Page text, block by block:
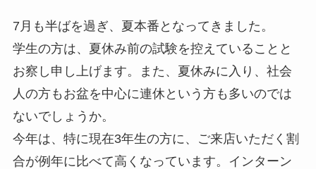
7月も半ばを過ぎ、夏本番となってきました。
学生の方は、夏休み前の試験を控えていることと
お察し申し上げます。また、夏休みに入り、社会
人の方もお盆を中心に連休という方も多いのでは
ないでしょうか。
今年は、特に現在3年生の方に、ご来店いただく割
合が例年に比べて高くなっています。インターン